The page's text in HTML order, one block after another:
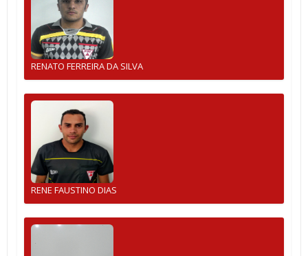
RENATO FERREIRA DA SILVA
RENE FAUSTINO DIAS